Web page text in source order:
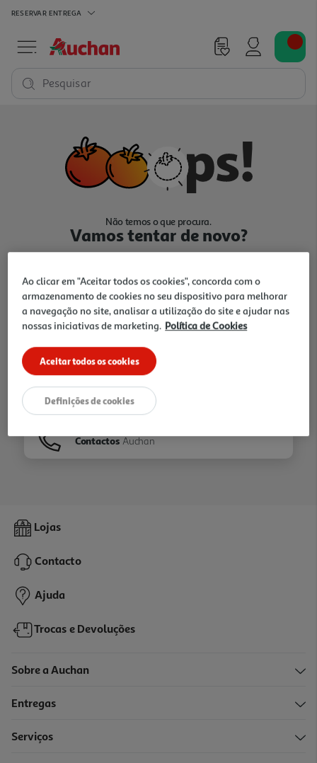
RESERVAR ENTREGA
Pesquisar
Não temos o que procura.
Vamos tentar de novo?
Ir para Homepage
Folhetos
Contactos Auchan
Lojas
Contacto
Ajuda
Trocas e Devoluções
Sobre a Auchan
Entregas
Serviços
Ao clicar em "Aceitar todos os cookies", concorda com o
armazenamento de cookies no seu dispositivo para melhorar
a navegação no site, analisar a utilização do site e ajudar nas
nossas iniciativas de marketing. Política de Cookies
Aceitar todos os cookies
Definições de cookies